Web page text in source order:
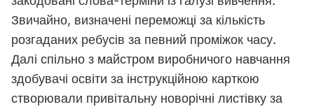
Звичайно, визначені переможці за кількість
розгаданих ребусів за певний проміжок часу.
Далі спільно з майстром виробничого навчання
здобувачі освіти за інструкційною карткою
створювали привітальну новорічні листівку за